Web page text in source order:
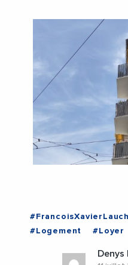
#FrancoisXavierLauch
#Logement
#Loyer